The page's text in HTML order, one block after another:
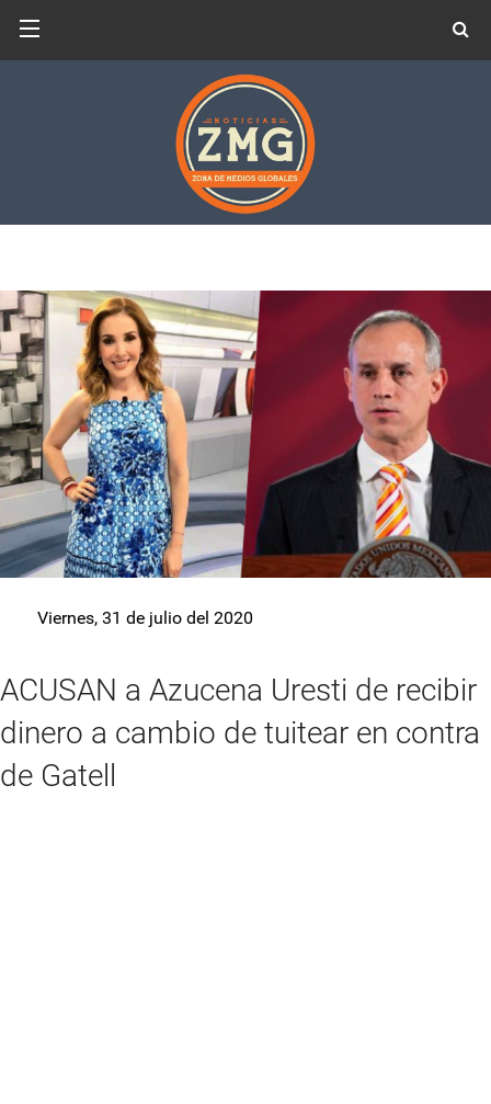
Viernes, 31 de julio del 2020
ACUSAN a Azucena Uresti de recibir
dinero a cambio de tuitear en contra
de Gatell